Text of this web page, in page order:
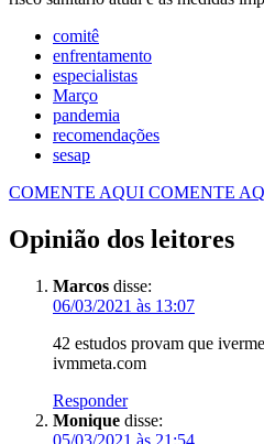
comitê
enfrentamento
especialistas
Março
pandemia
recomendações
sesap
COMENTE AQUI COMENTE
Opinião dos leitores
Marcos disse:
06/03/2021 às 13:07
42 estudos provam que
ivmmeta.com
Responder
Monique disse:
05/03/2021 às 21:54